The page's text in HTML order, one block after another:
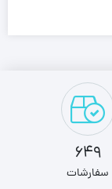
649
سفارشات